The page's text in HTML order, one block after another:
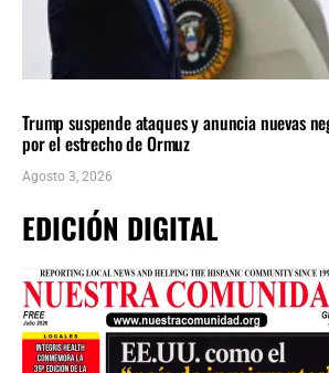
Trump suspende ataques y anuncia nuevas
por el estrecho de Ormuz
Agosto 3, 2026
EDICIÓN DIGITAL